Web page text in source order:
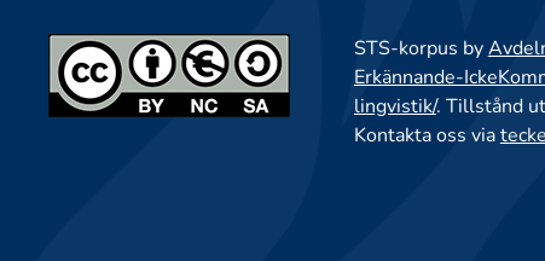
STS-korpus by
Erkännande-
lingvistik/. Tillstånd
Kontakta oss via